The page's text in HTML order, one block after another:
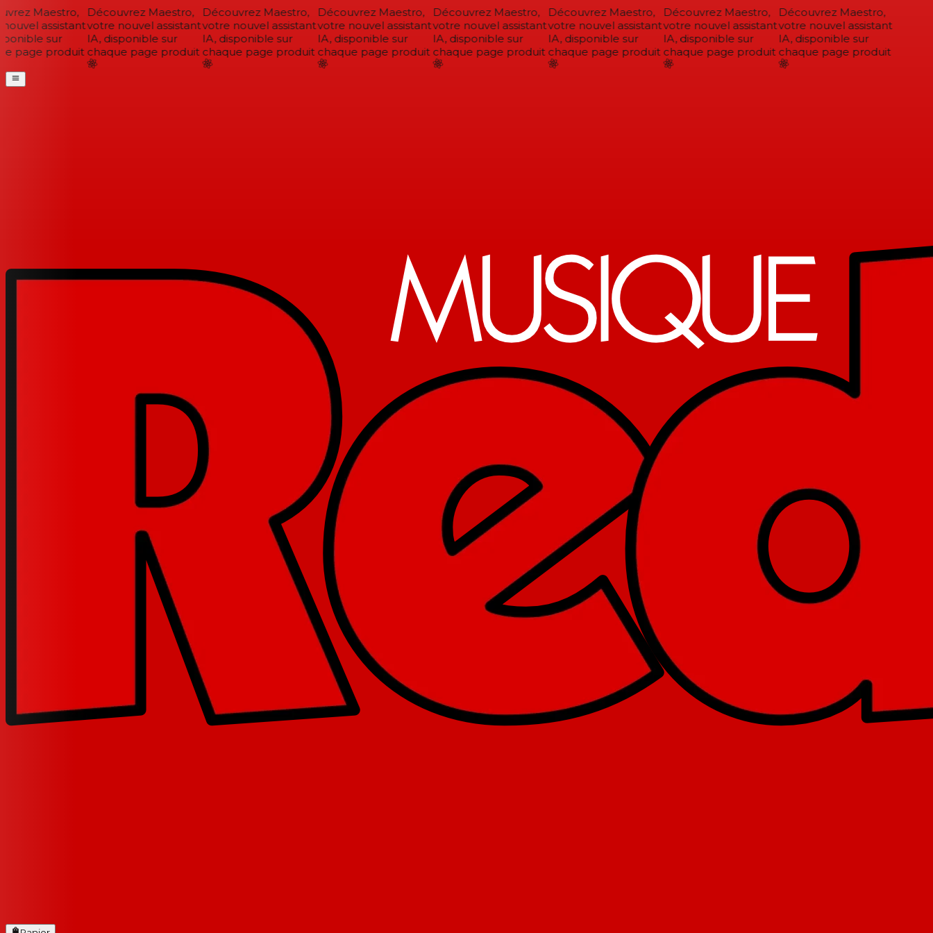
Maestro,
assistant
sur
page produit
Découvrez Maestro,
votre nouvel assistant
IA, disponible sur
chaque page produit
Découvrez Maestro,
votre nouvel assistant
IA, disponible sur
chaque page produit
Découvrez Maestro,
votre nouvel assistant
IA, disponible sur
chaque page produit
Découvrez Maestro,
votre nouvel assistant
IA, disponible sur
chaque page produit
Découvrez Maestro,
votre nouvel assistant
IA, disponible sur
chaque page produit
Découvrez Maestro,
votre nouvel assistant
IA, disponible sur
chaque page produit
Découvrez Maestro,
votre nouvel assistant
IA, disponible sur
chaque page produit